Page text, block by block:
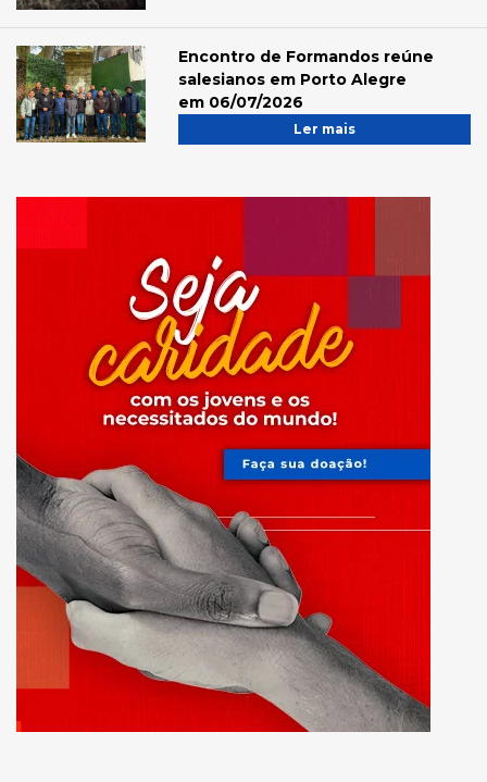
Encontro de Formandos reúne
salesianos em Porto Alegre
em 06/07/2026
Ler mais